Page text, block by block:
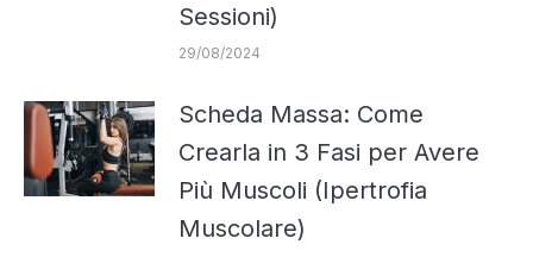
Sessioni)
29/08/2024
Scheda Massa: Come
Crearla in 3 Fasi per Avere
Più Muscoli (Ipertrofia
Muscolare)